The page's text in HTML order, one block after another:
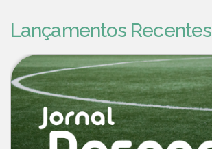
Lançamentos Recentes